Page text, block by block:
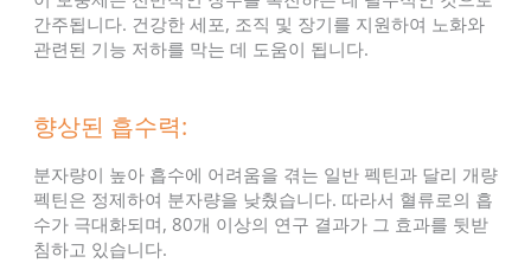
간주됩니다. 건강한 세포, 조직 및 장기를 지원하여 노화와
관련된 기능 저하를 막는 데 도움이 됩니다.
향상된 흡수력:
분자량이 높아 흡수에 어려움을 겪는 일반 펙틴과 달리 개량
펙틴은 정제하여 분자량을 낮췄습니다. 따라서 혈류로의 흡
수가 극대화되며, 80개 이상의 연구 결과가 그 효과를 뒷받
침하고 있습니다.